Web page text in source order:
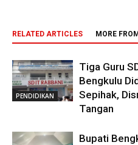
RELATED ARTICLES MORE
PENDIDIKAN
Tiga Guru
Bengkulu
Sepihak,
Tangan
Bupati